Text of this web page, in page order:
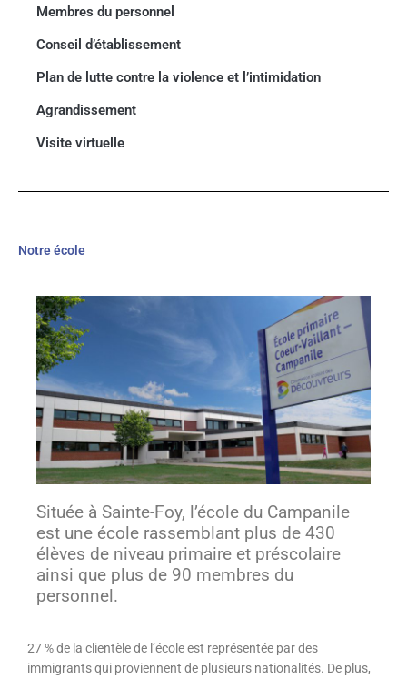
Membres du personnel
Conseil d’établissement
Plan de lutte contre la violence et l’intimidation
Agrandissement
Visite virtuelle
Notre école
Située à Sainte-Foy, l’école du Campanile
est une école rassemblant plus de 430
élèves de niveau primaire et préscolaire
ainsi que plus de 90 membres du
personnel.
27 % de la clientèle de l’école est représentée par des
immigrants qui proviennent de plusieurs nationalités. De plus,